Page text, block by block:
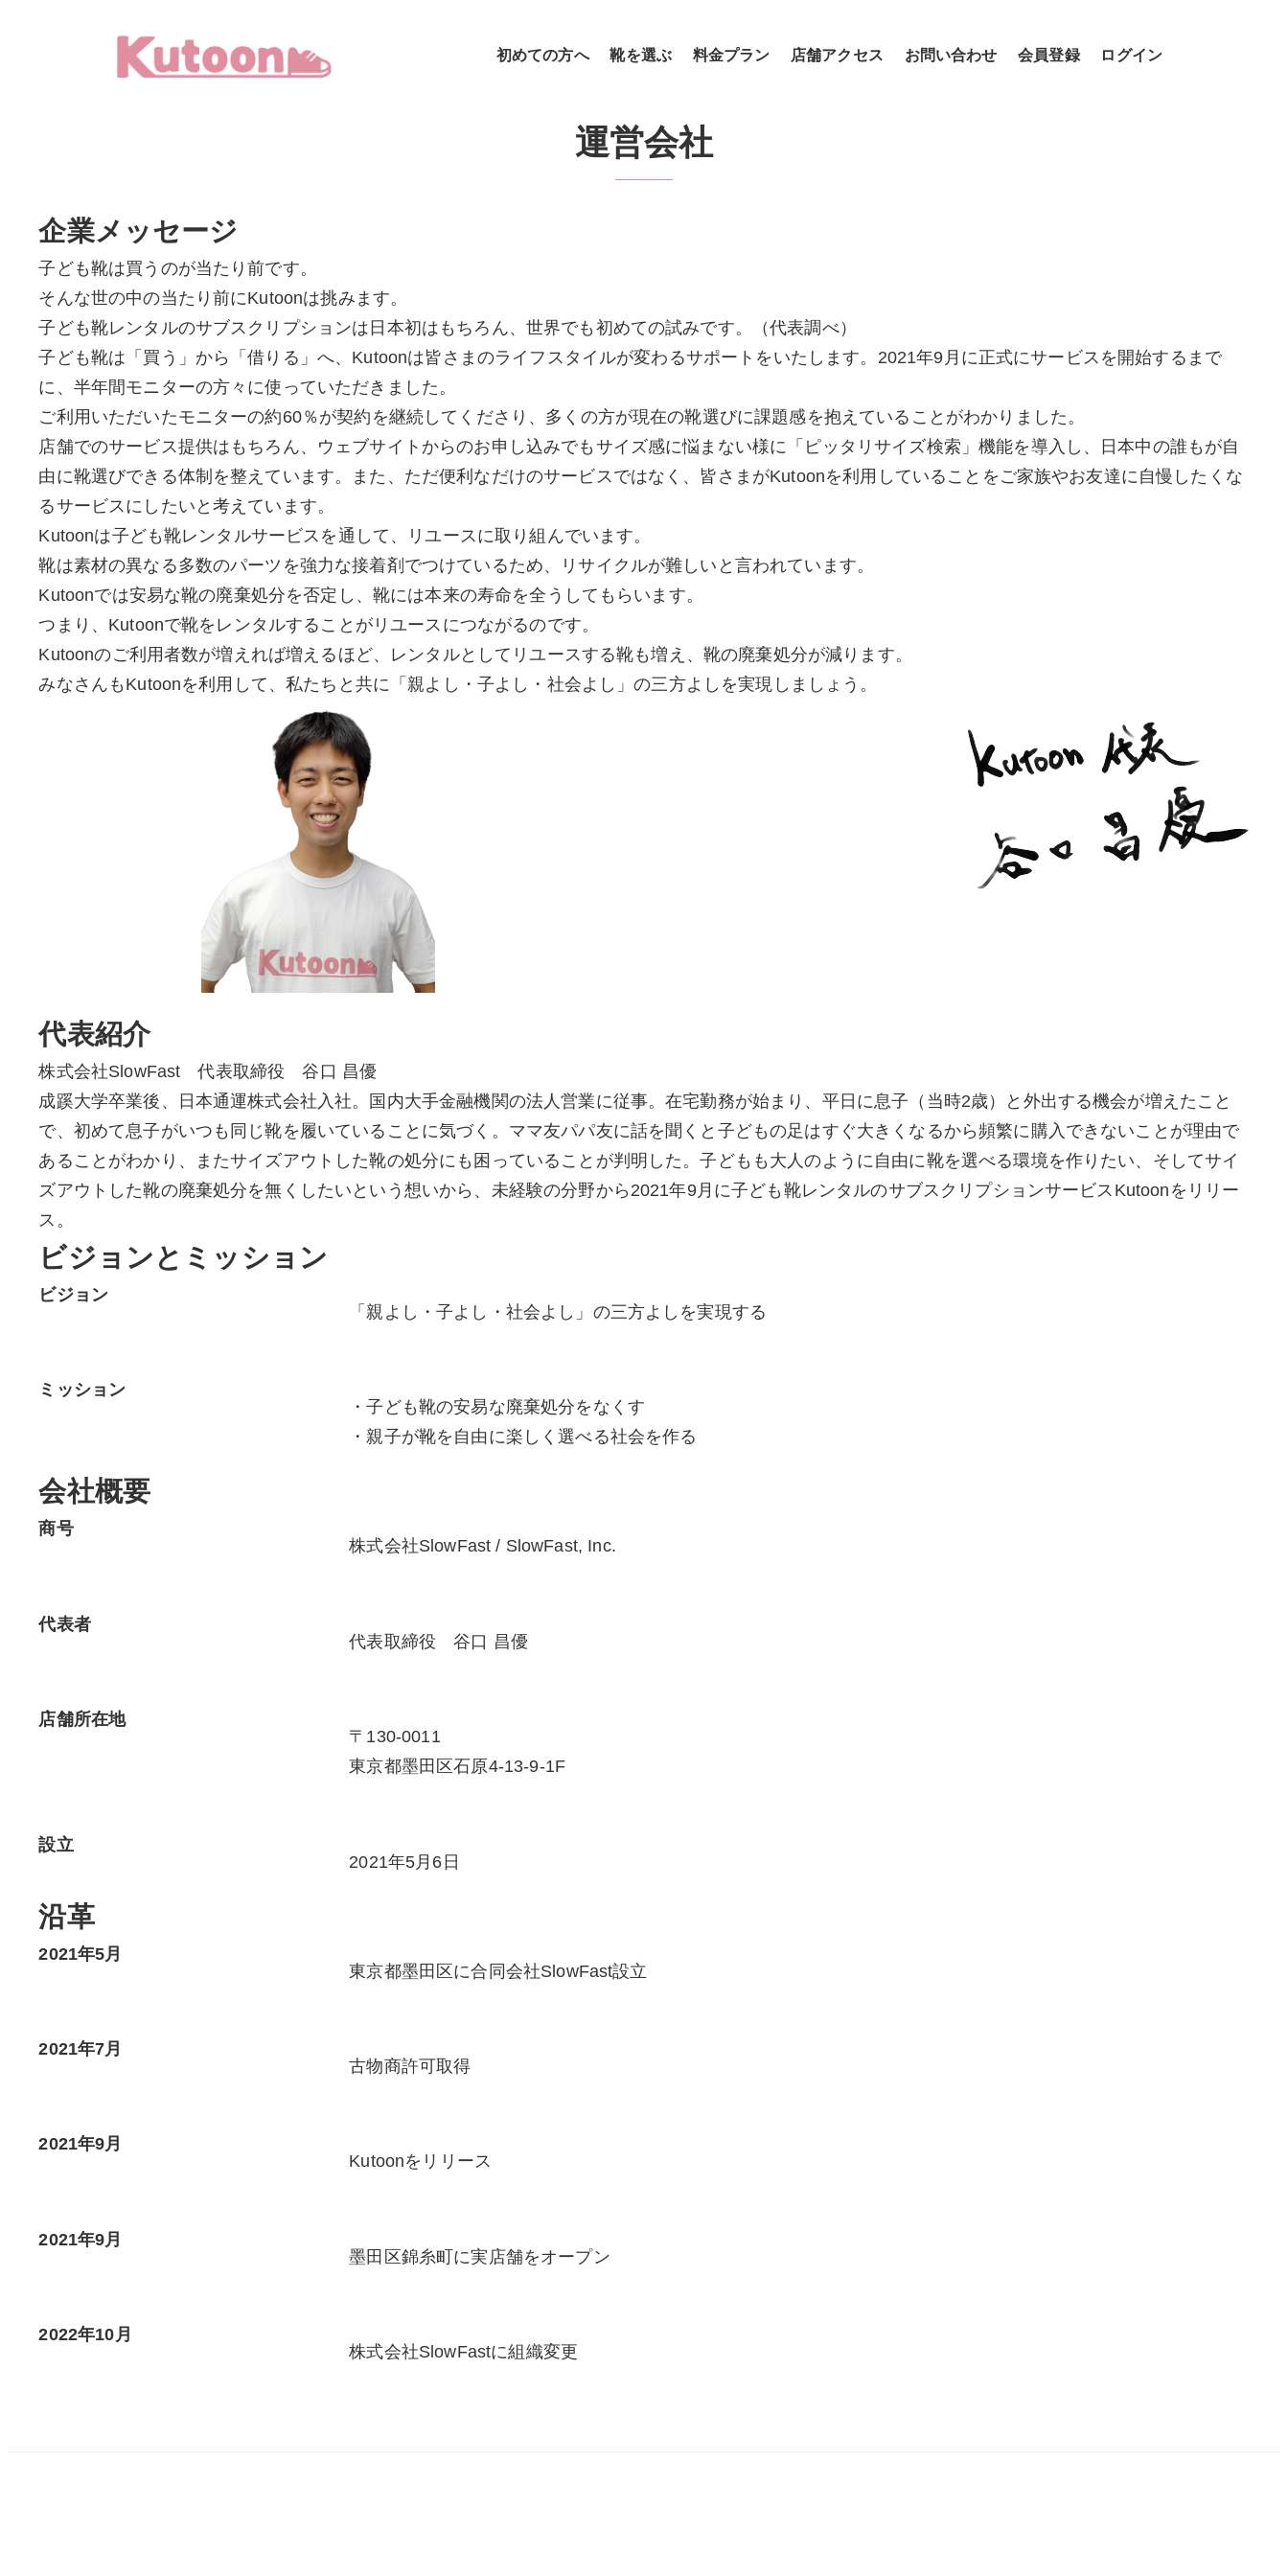
初めての方へ 靴を選ぶ 料金プラン 店舗アクセス お問い合わせ 会員登録 ログイン
運営会社
企業メッセージ
子ども靴は買うのが当たり前です。
そんな世の中の当たり前にKutoonは挑みます。
子ども靴レンタルのサブスクリプションは日本初はもちろん、世界でも初めての試みです。（代表調べ）
子ども靴は「買う」から「借りる」へ、Kutoonは皆さまのライフスタイルが変わるサポートをいたします。2021年9月に正式にサービスを開始するまで
に、半年間モニターの方々に使っていただきました。
ご利用いただいたモニターの約60％が契約を継続してくださり、多くの方が現在の靴選びに課題感を抱えていることがわかりました。
店舗でのサービス提供はもちろん、ウェブサイトからのお申し込みでもサイズ感に悩まない様に「ピッタリサイズ検索」機能を導入し、日本中の誰もが自
由に靴選びできる体制を整えています。また、ただ便利なだけのサービスではなく、皆さまがKutoonを利用していることをご家族やお友達に自慢したくな
るサービスにしたいと考えています。
Kutoonは子ども靴レンタルサービスを通して、リユースに取り組んでいます。
靴は素材の異なる多数のパーツを強力な接着剤でつけているため、リサイクルが難しいと言われています。
Kutoonでは安易な靴の廃棄処分を否定し、靴には本来の寿命を全うしてもらいます。
つまり、Kutoonで靴をレンタルすることがリユースにつながるのです。
Kutoonのご利用者数が増えれば増えるほど、レンタルとしてリユースする靴も増え、靴の廃棄処分が減ります。
みなさんもKutoonを利用して、私たちと共に「親よし・子よし・社会よし」の三方よしを実現しましょう。
代表紹介
株式会社SlowFast 代表取締役 谷口 昌優
成蹊大学卒業後、日本通運株式会社入社。国内大手金融機関の法人営業に従事。在宅勤務が始まり、平日に息子（当時2歳）と外出する機会が増えたこと
で、初めて息子がいつも同じ靴を履いていることに気づく。ママ友パパ友に話を聞くと子どもの足はすぐ大きくなるから頻繁に購入できないことが理由で
あることがわかり、またサイズアウトした靴の処分にも困っていることが判明した。子どもも大人のように自由に靴を選べる環境を作りたい、そしてサイ
ズアウトした靴の廃棄処分を無くしたいという想いから、未経験の分野から2021年9月に子ども靴レンタルのサブスクリプションサービスKutoonをリリー
ス。
ビジョンとミッション
ビジョン
「親よし・子よし・社会よし」の三方よしを実現する
ミッション
・子ども靴の安易な廃棄処分をなくす
・親子が靴を自由に楽しく選べる社会を作る
会社概要
商号
株式会社SlowFast / SlowFast, Inc.
代表者
代表取締役 谷口 昌優
店舗所在地
〒130-0011
東京都墨田区石原4-13-9-1F
設立
2021年5月6日
沿革
2021年5月
東京都墨田区に合同会社SlowFast設立
2021年7月
古物商許可取得
2021年9月
Kutoonをリリース
2021年9月
墨田区錦糸町に実店舗をオープン
2022年10月
株式会社SlowFastに組織変更